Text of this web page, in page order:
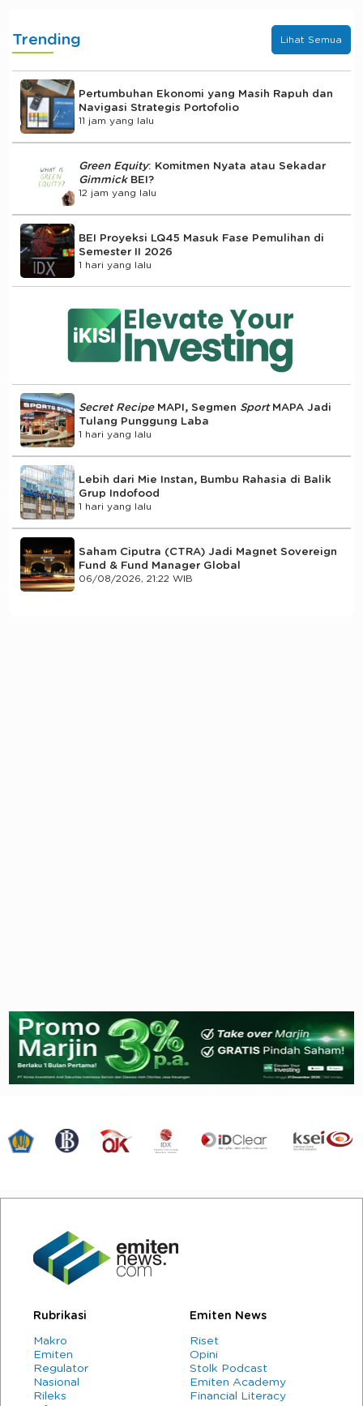
Trending Lihat Semua
Pertumbuhan Ekonomi yang Masih Rapuh dan
Navigasi Strategis Portofolio
11 jam yang lalu
Green Equity: Komitmen Nyata atau Sekadar
Gimmick BEI?
12 jam yang lalu
BEI Proyeksi LQ45 Masuk Fase Pemulihan di
Semester II 2026
1 hari yang lalu
Secret RecipeMAPI, Segmen Sport MAPA Jadi
Tulang Punggung Laba
1 hari yang lalu
Lebih dari Mie Instan, Bumbu Rahasia di Balik
Grup Indofood
1 hari yang lalu
Saham Ciputra (CTRA) Jadi Magnet Sovereign
Fund & Fund Manager Global
06/08/2026, 21:22 WIB
Rubrikasi
Makro
Emiten
Regulator
Nasional
Rileks
Emiten News
Riset
Opini
Stolk Podcast
Emiten Academy
Financial Literacy